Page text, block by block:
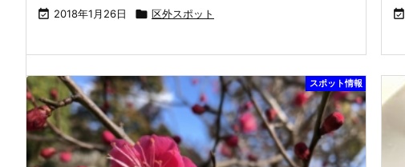
 2018年1月26日  区外スポット 
スポット情報